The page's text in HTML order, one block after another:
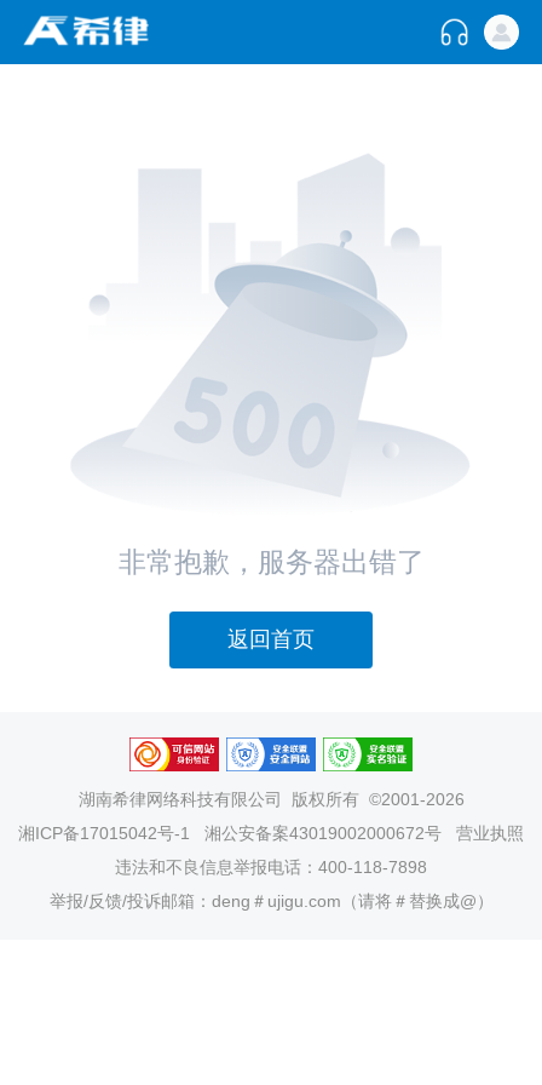
非常抱歉，服务器出错了
返回首页
湖南希律网络科技有限公司
版权所有 ©2001-2026
湘ICP备17015042号-1
湘公安备案43019002000672号
营业执照
违法和不良信息举报电话：400-118-7898
举报/反馈/投诉邮箱：deng＃ujigu.com（请将＃替换成@）